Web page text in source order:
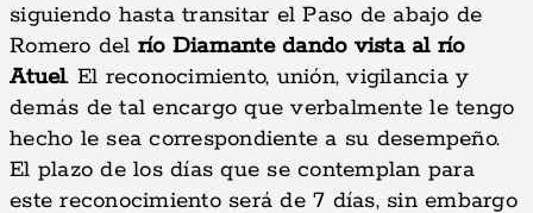
siguiendo hasta transitar el Paso de abajo de
Romero del río Diamante dando vista al río
Atuel. El reconocimiento, unión, vigilancia y
demás de tal encargo que verbalmente le tengo
hecho le sea correspondiente a su desempeño.
El plazo de los días que se contemplan para
este reconocimiento será de 7 días, sin embargo